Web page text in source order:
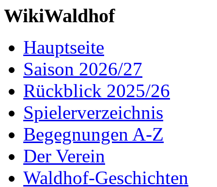
WikiWaldhof
Hauptseite
Saison 2026/27
Rückblick 2025/26
Spielerverzeichnis
Begegnungen A-Z
Der Verein
Waldhof-Geschichten